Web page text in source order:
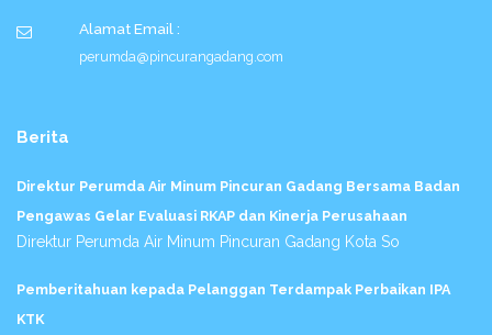
Alamat Email :
perumda@pincurangadang.com
Berita
Direktur Perumda Air Minum Pincuran Gadang Bersama Badan
Pengawas Gelar Evaluasi RKAP dan Kinerja Perusahaan
Direktur Perumda Air Minum Pincuran Gadang Kota So
Pemberitahuan kepada Pelanggan Terdampak Perbaikan IPA
KTK